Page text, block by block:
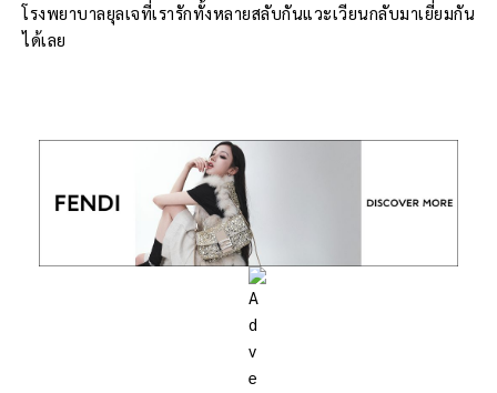
โรงพยาบาลยุลเจที่เรารักทั้งหลายสลับกันแวะเวียนกลับมาเยี่ยมกัน
ได้เลย